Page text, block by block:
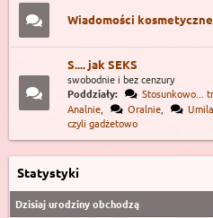
Wiadomości kosmetyczne
S.... jak SEKS
swobodnie i bez cenzury
Poddziały:
Stosunkowo...
Analnie
Oralnie
czyli gadżetowo
Statystyki
Dzisiaj urodziny obchodzą